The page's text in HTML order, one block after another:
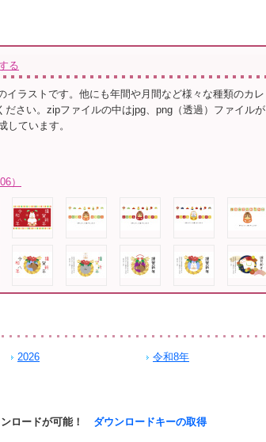
る
ラストです。他にも年間や月間など様々な種類のカレ
さい。zipファイルの中はjpg、png（透過）ファイルが
しています。
）
2026
令和8年
ロードが可能！ ダウンロードキーの取得